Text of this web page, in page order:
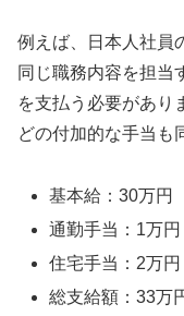
例えば、日本人社員
同じ職務内容を担当
を支払う必要があり
どの付加的な手当も
基本給：30万円
通勤手当：1万円
住宅手当：2万円
総支給額：33万